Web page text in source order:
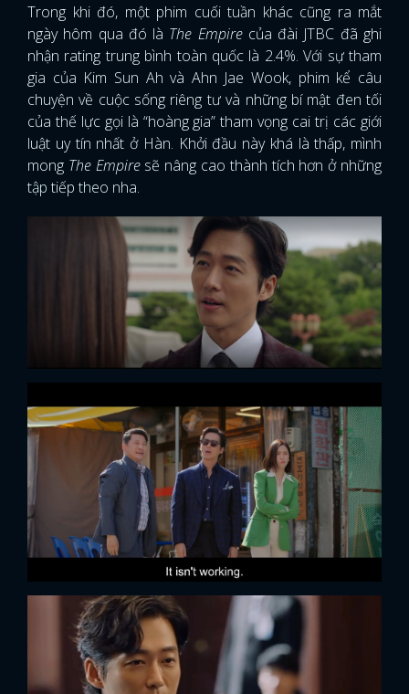
Trong khi đó, một phim cuối tuần khác cũng ra mắt
ngày hôm qua đó là The Empire của đài JTBC đã ghi
nhận rating trung bình toàn quốc là 2.4%. Với sự tham
gia của Kim Sun Ah và Ahn Jae Wook, phim kể câu
chuyện về cuộc sống riêng tư và những bí mật đen tối
của thế lực gọi là “hoàng gia” tham vọng cai trị các giới
luật uy tín nhất ở Hàn. Khởi đầu này khá là thấp, mình
mong The Empire sẽ nâng cao thành tích hơn ở những
tập tiếp theo nha.